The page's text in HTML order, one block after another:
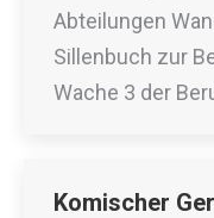
Abteilungen
Sillenbuch zur
Wache 3 der
Komischer